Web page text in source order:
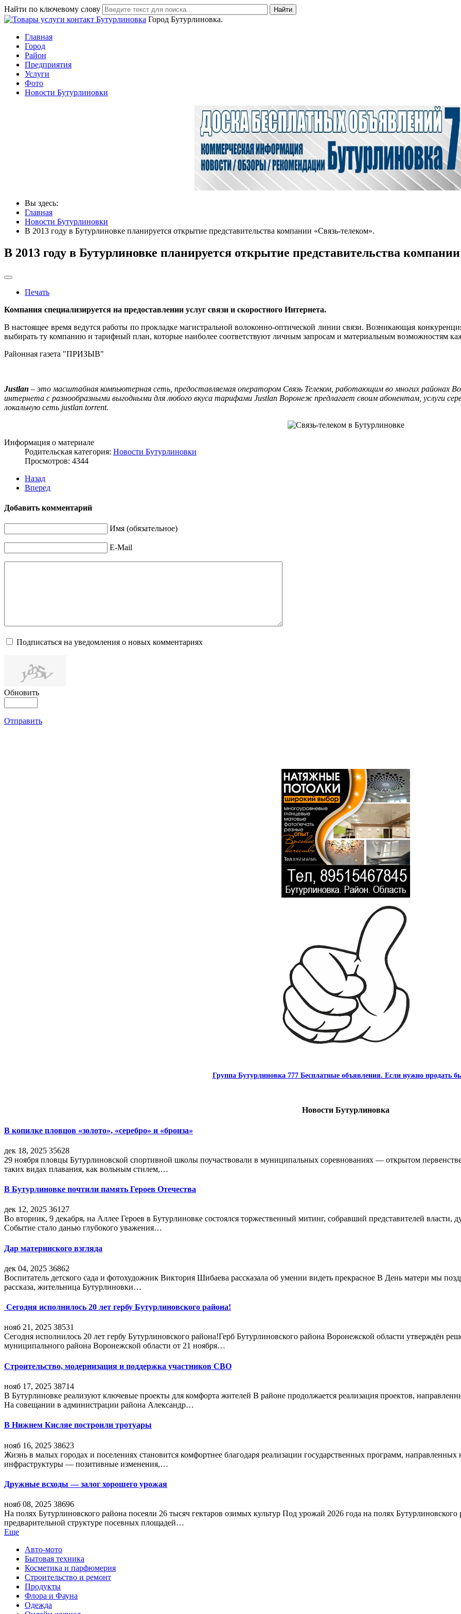
Найти по ключевому слову Найти
Город Бутурлиновка.
Главная
Город
Район
Предприятия
Услуги
Фото
Новости Бутурлиновки
Вы здесь:
Главная
Новости Бутурлиновки
В 2013 году в Бутурлиновке планируется от­крытие представительства компании «Связь-те­леком».
В 2013 году в Бутурлиновке планируется от­крытие представительства
Печать
Компания специализируется на предоставлении услуг связи и скоростного Интернета.
В настоящее время ведутся работы по прокладке магистральной волоконно-оптической линии свя­зи. Возникающая
вы­бирать ту компанию и тарифный план, которые наиболее соответствуют личным запросам и ма­териальным возможностям
Районная газета "ПРИЗЫВ"
Justlan – это масштабная компьютерная сеть, предоставляемая оператором Связь Телеком, работающим во многих районах
интернета с разнообразными выгодными для любого вкуса тарифами Justlan Воронеж предлагает своим абонентам, услуги
локальную сеть justlan torrent.
Информация о материале
Родительская категория: Новости Бутурлиновки
Просмотров: 4344
Назад
Вперед
Добавить комментарий
Имя (обязательное)
E-Mail
Подписаться на уведомления о новых комментариях
Обновить
Отправить
Группа Бутурлиновка 777 Бесплатные объявления. Если нужно продать
Новости Бутурлиновка
В копилке пловцов «золото», «серебро» и «бронза»
дек 18, 2025 35628
29 ноября пловцы Бутурлиновской спортивной школы поучаствовали в муниципальных соревнованиях — открытом
таких видах плавания, как вольным стилем,…
В Бутурлиновке почтили память Героев Отечества
дек 12, 2025 36127
Во вторник, 9 декабря, на Аллее Героев в Бутурлиновке состоялся торжественный митинг, собравший представителей
Событие стало данью глубокого уважения…
Дар материнского взгляда
дек 04, 2025 36862
Воспитатель детского сада и фотохудожник Виктория Шибаева рассказала об умении видеть прекрасное В День матери мы
рассказа, жительница Бутурлиновки…
Сегодня исполнилось 20 лет гербу Бутурлиновского района!
нояб 21, 2025 38531
Сегодня исполнилось 20 лет гербу Бутурлиновского района!Герб Бутурлиновского района Воронежской области утверждён
муниципального района Воронежской области от 21 ноября…
Строительство, модернизация и поддержка участников СВО
нояб 17, 2025 38714
В Бутурлиновке реализуют ключевые проекты для комфорта жителей В районе продолжается реализация проектов,
На совещании в администрации района Александр…
В Нижнем Кисляе построили тротуары
нояб 16, 2025 38623
Жизнь в малых городах и поселениях становится комфортнее благодаря реализации государственных программ,
инфраструктуры — позитивные изменения,…
Дружные всходы — залог хорошего урожая
нояб 08, 2025 38696
На полях Бутурлиновского района посеяли 26 тысяч гектаров озимых культур Под урожай 2026 года на полях
предварительной структуре посевных площадей…
Еще
Авто-мото
Бытовая техника
Косметика и парфюмерия
Строительство и ремонт
Продукты
Флора и Фауна
Одежда